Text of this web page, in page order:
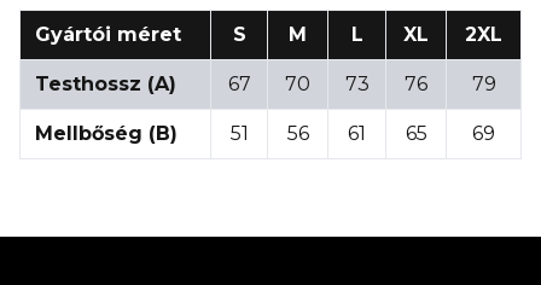
Gyártói méret S M L XL 2XL
Testhossz (A) 67 70 73 76 79
Mellbőség (B) 51 56 61 65 69